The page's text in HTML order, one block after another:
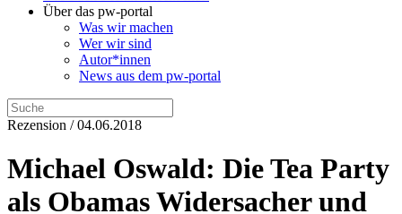
Über das pw-portal
Was wir machen
Wer wir sind
Autor*innen
News aus dem pw-portal
Rezension / 04.06.2018
Michael Oswald: Die Tea Party
als Obamas Widersacher und